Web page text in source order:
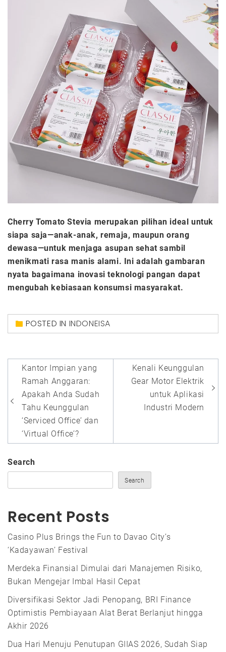
Cherry Tomato Stevia merupakan pilihan ideal untuk
siapa saja—anak-anak, remaja, maupun orang
dewasa—untuk menjaga asupan sehat sambil
menikmati rasa manis alami. Ini adalah gambaran
nyata bagaimana inovasi teknologi pangan dapat
mengubah kebiasaan konsumsi masyarakat.
POSTED IN INDONEISA
Post
navigation
Kantor Impian yang
Ramah Anggaran:
Apakah Anda Sudah
Tahu Keunggulan
‘Serviced Office’ dan
‘Virtual Office’?
Kenali Keunggulan
Gear Motor Elektrik
untuk Aplikasi
Industri Modern
Search
Search
Recent Posts
Casino Plus Brings the Fun to Davao City’s
‘Kadayawan’ Festival
Merdeka Finansial Dimulai dari Manajemen Risiko,
Bukan Mengejar Imbal Hasil Cepat
Diversifikasi Sektor Jadi Penopang, BRI Finance
Optimistis Pembiayaan Alat Berat Berlanjut hingga
Akhir 2026
Dua Hari Menuju Penutupan GIIAS 2026, Sudah Siap